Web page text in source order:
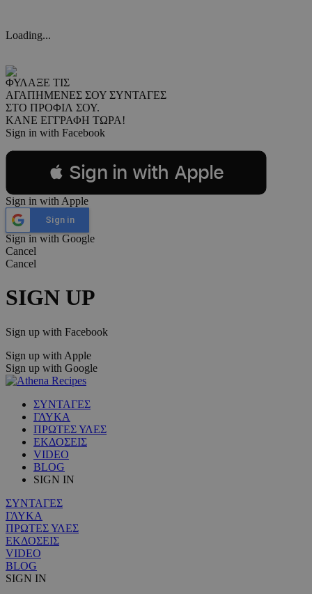
Loading...
ΦΥΛΑΞΕ ΤΙΣ
ΑΓΑΠΗΜΕΝΕΣ ΣΟΥ ΣΥΝΤΑΓΕΣ
ΣΤΟ ΠΡΟΦΙΛ ΣΟΥ.
ΚΑΝΕ ΕΓΓΡΑΦΗ ΤΩΡΑ!
Sign in with Facebook
 Sign in with Apple
Sign in with Apple
Sign in
Sign in with Google
Cancel
Cancel
SIGN UP
Sign up with Facebook
Sign up with Apple
Sign up with Google
ΣΥΝΤΑΓΕΣ
ΓΛΥΚΑ
ΠΡΩΤΕΣ ΥΛΕΣ
ΕΚΔΟΣΕΙΣ
VIDEO
BLOG
SIGN IN
ΣΥΝΤΑΓΕΣ
ΓΛΥΚΑ
ΠΡΩΤΕΣ ΥΛΕΣ
ΕΚΔΟΣΕΙΣ
VIDEO
BLOG
SIGN IN